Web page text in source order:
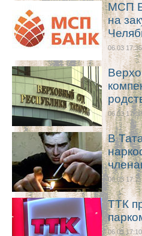
МСП
на
06.03 17:35
06.03 17:12
В
06.03 17:11
ТТК
06.03 17:10